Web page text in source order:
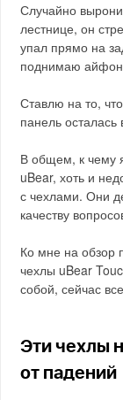
Случайно
лестнице, он
упал прямо на
поднимаю
Ставлю на то,
панель осталась
В общем, к чему
uBear, хоть и
с чехлами. Они
качеству
Ко мне на обзор
чехлы uBear
собой, сейчас
Эти чехлы
от падений